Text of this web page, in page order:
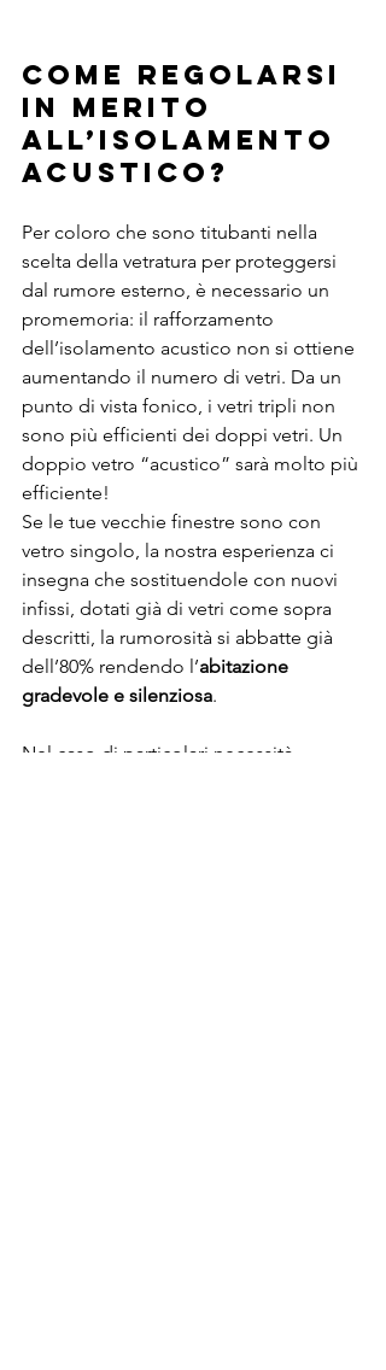
COME REGOLARSI
IN MERITO
ALL’ISOLAMENTO
ACUSTICO?
Per coloro che sono titubanti nella
scelta della vetratura per proteggersi
dal rumore esterno, è necessario un
promemoria: il rafforzamento
dell’isolamento acustico non si ottiene
aumentando il numero di vetri. Da un
punto di vista fonico, i vetri tripli non
sono più efficienti dei doppi vetri. Un
doppio vetro “acustico” sarà molto più
efficiente!
Se le tue vecchie finestre sono con
vetro singolo, la nostra esperienza ci
insegna che sostituendole con nuovi
infissi, dotati già di vetri come sopra
descritti, la rumorosità si abbatte già
dell’80% rendendo l’abitazione
gradevole e silenziosa.
Nel caso di particolari necessità,